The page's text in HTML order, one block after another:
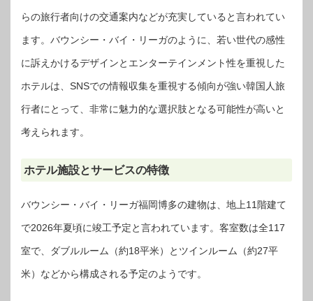
らの旅行者向けの交通案内などが充実していると言われてい
ます。バウンシー・バイ・リーガのように、若い世代の感性
に訴えかけるデザインとエンターテインメント性を重視した
ホテルは、SNSでの情報収集を重視する傾向が強い韓国人旅
行者にとって、非常に魅力的な選択肢となる可能性が高いと
考えられます。
ホテル施設とサービスの特徴
バウンシー・バイ・リーガ福岡博多の建物は、地上11階建て
で2026年夏頃に竣工予定と言われています。客室数は全117
室で、ダブルルーム（約18平米）とツインルーム（約27平
米）などから構成される予定のようです。